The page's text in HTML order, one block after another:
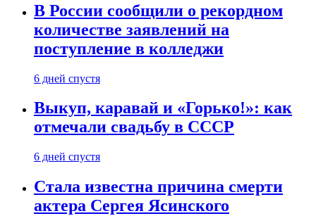
В России сообщили о рекордном
количестве заявлений на
поступление в колледжи
6 дней спустя
Выкуп, каравай и «Горько!»: как
отмечали свадьбу в СССР
6 дней спустя
Стала известна причина смерти
актера Сергея Ясинского